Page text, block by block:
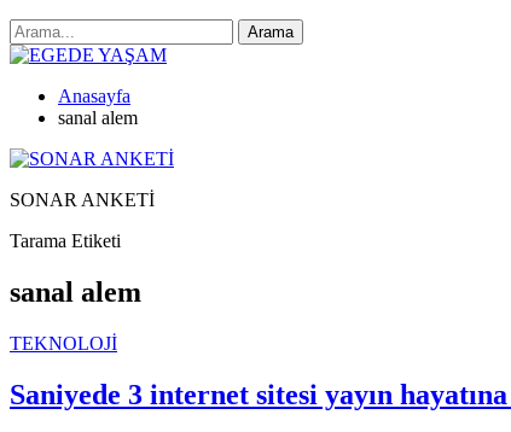
Anasayfa
sanal alem
SONAR ANKETİ
Tarama Etiketi
sanal alem
TEKNOLOJİ
Saniyede 3 internet sitesi yayın